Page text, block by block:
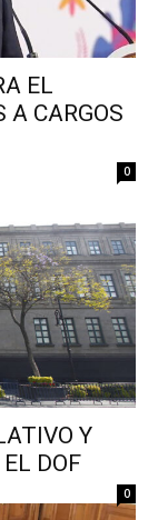
EL
A CARGOS
0
Y
DOF
0